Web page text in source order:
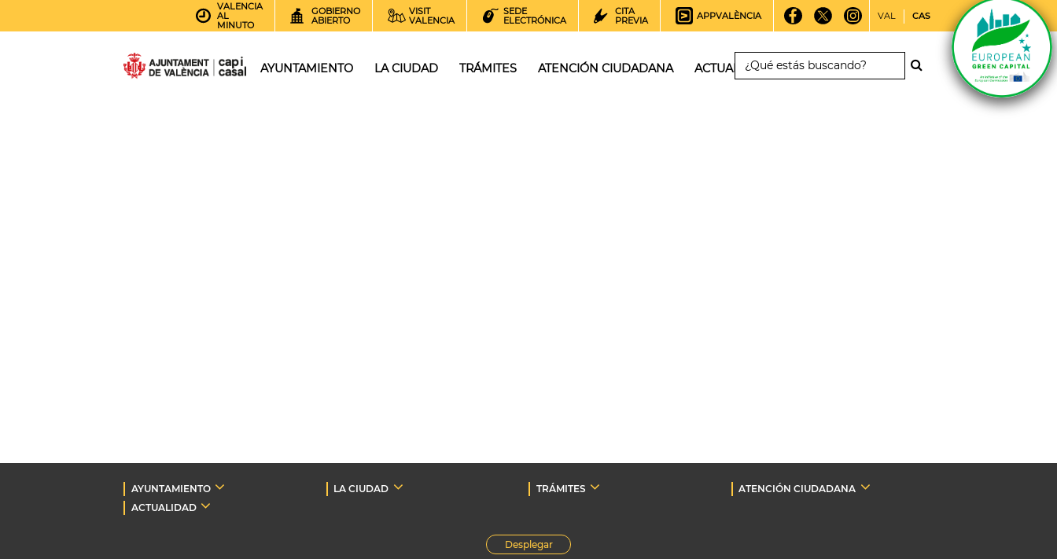
VALENCIA
AL
MINUTO
GOBIERNO
ABIERTO
VISIT
VALENCIA
SEDE
ELECTRÓNICA
CITA
PREVIA
APPVALÈNCIA VAL CAS
AYUNTAMIENTO LA CIUDAD TRÁMITES ATENCIÓN CIUDADANA ACTUALIDAD
AYUNTAMIENTO LA CIUDAD TRÁMITES
ATENCIÓN CIUDADANA
ACTUALIDAD
Desplegar